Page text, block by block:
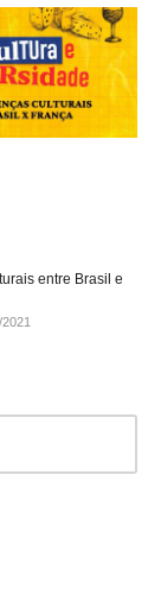
entre Brasil e